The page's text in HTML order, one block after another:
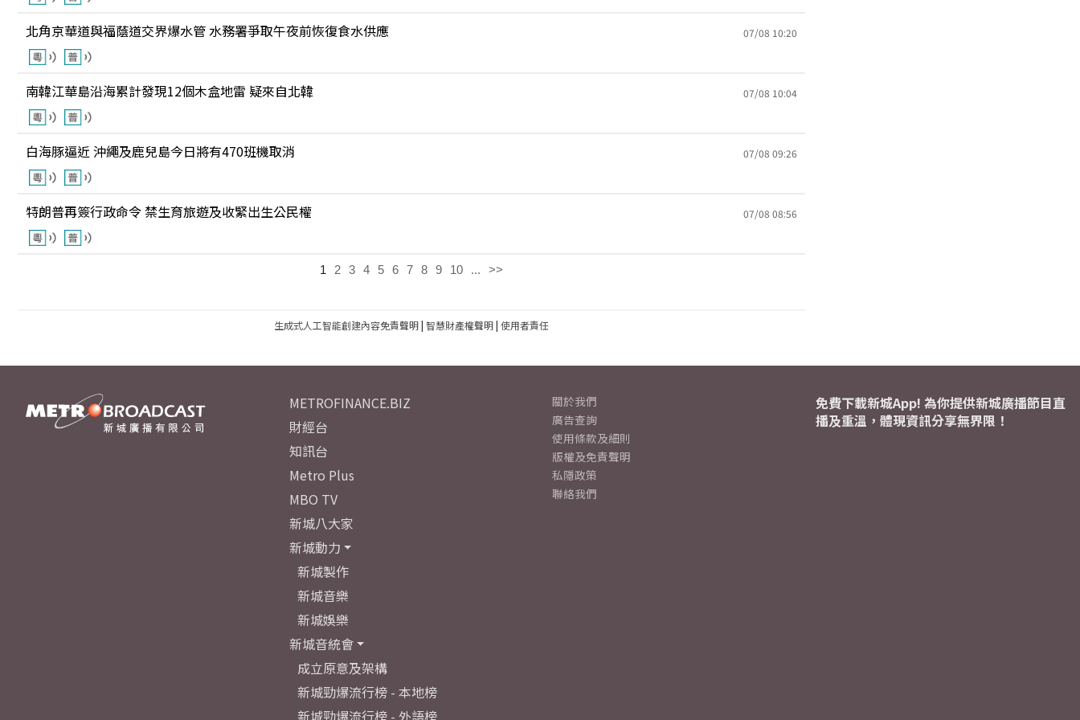
北角京華道與福蔭道交界爆水管 水務署爭取午夜前恢復食水供應 07/08 10:20
南韓江華島沿海累計發現12個木盒地雷 疑來自北韓 07/08 10:04
白海豚逼近 沖繩及鹿兒島今日將有470班機取消 07/08 09:26
特朗普再簽行政命令 禁生育旅遊及收緊出生公民權 07/08 08:56
1 2 3 4 5 6 7 8 9 10 ... >>
生成式人工智能創建內容免責聲明| 智慧財產權聲明| 使用者責任
METROFINANCE.BIZ
財經台
知訊台
Metro Plus
MBO TV
新城八大家
新城動力
新城製作
新城音樂
新城娛樂
新城音統會
成立原意及架構
新城勁爆流行榜 - 本地榜
新城勁爆流行榜 - 外語榜
關於我們
廣告查詢
使用條款及細則
版權及免責聲明
私隱政策
聯絡我們
免費下載新城App! 為你提供新城廣播節目直
播及重溫，體現資訊分享無界限！